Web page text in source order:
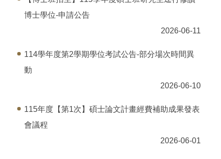
博士學位-申請公告
2026-06-11
114學年度第2學期學位考試公告-部分場次時間異
動
2026-06-10
115年度【第1次】碩士論文計畫經費補助成果發表
會議程
2026-06-01